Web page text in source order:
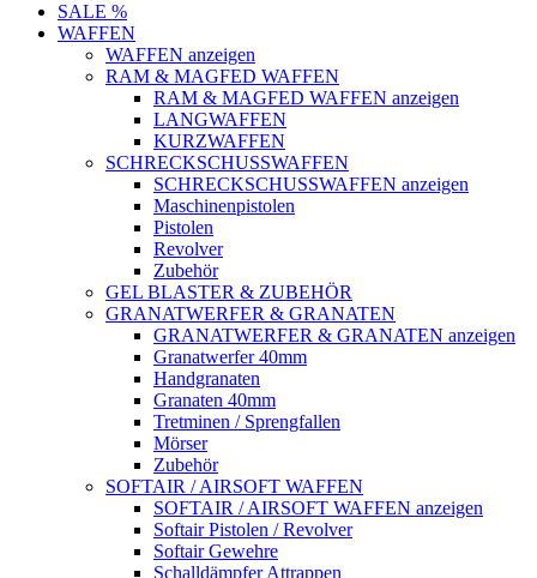
SALE %
WAFFEN
WAFFEN anzeigen
RAM & MAGFED WAFFEN
RAM & MAGFED WAFFEN anzeigen
LANGWAFFEN
KURZWAFFEN
SCHRECKSCHUSSWAFFEN
SCHRECKSCHUSSWAFFEN anzeigen
Maschinenpistolen
Pistolen
Revolver
Zubehör
GEL BLASTER & ZUBEHÖR
GRANATWERFER & GRANATEN
GRANATWERFER & GRANATEN anzeigen
Granatwerfer 40mm
Handgranaten
Granaten 40mm
Tretminen / Sprengfallen
Mörser
Zubehör
SOFTAIR / AIRSOFT WAFFEN
SOFTAIR / AIRSOFT WAFFEN anzeigen
Softair Pistolen / Revolver
Softair Gewehre
Schalldämpfer Attrappen